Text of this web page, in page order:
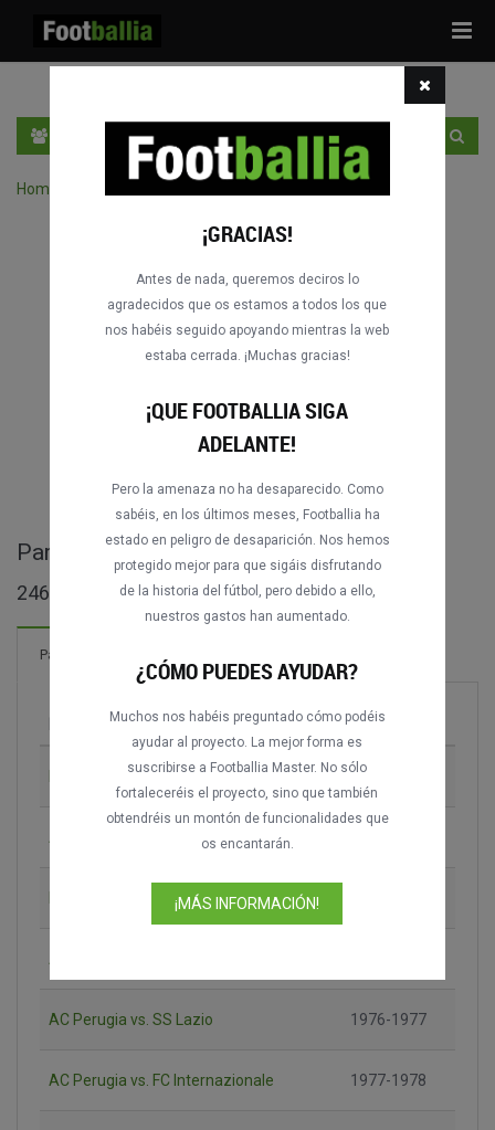
Home
Partidos completos de Serie A
2464 partidos encontrados
Partidos
Temporada
Bologna FC vs. FC Internazionale 1963-1964
Bologna FC vs. AC Cesena
AC Perugia vs. SS Lazio 1976-1977
AC Perugia vs. FC Internazionale 1977-1978
¡GRACIAS!
Antes de nada, queremos deciros lo
agradecidos que os estamos a todos los que
nos habéis seguido apoyando mientras la web
estaba cerrada. ¡Muchas gracias!
¡QUE FOOTBALLIA SIGA
ADELANTE!
Pero la amenaza no ha desaparecido. Como
sabéis, en los últimos meses, Footballia ha
estado en peligro de desaparición. Nos hemos
protegido mejor para que sigáis disfrutando
de la historia del fútbol, pero debido a ello,
nuestros gastos han aumentado.
¿CÓMO PUEDES AYUDAR?
Muchos nos habéis preguntado cómo podéis
ayudar al proyecto. La mejor forma es
suscribirse a Footballia Master. No sólo
fortaleceréis el proyecto, sino que también
obtendréis un montón de funcionalidades que
os encantarán.
¡MÁS INFORMACIÓN!